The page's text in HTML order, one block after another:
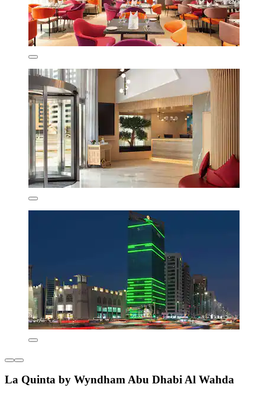
La Quinta by Wyndham Abu Dhabi Al Wahda